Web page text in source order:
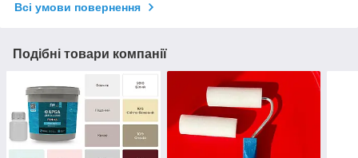
Всі умови повернення
Подібні товари компанії